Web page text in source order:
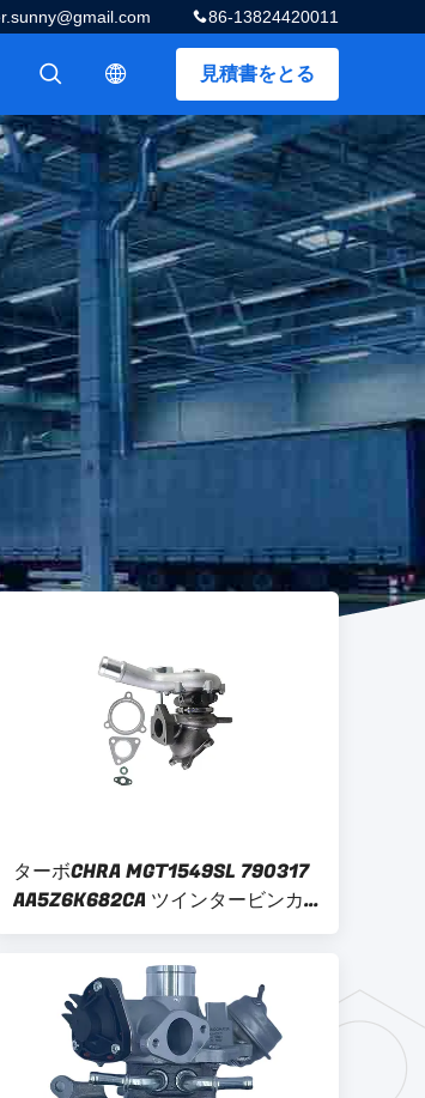
86-13824420011
見積書をとる
描述
描述
ターボCHRA MGT1549SL 790317
AA5Z6K682CA ツインタービンカ
ートリッジ Chra コア フォード エ
クスプローラー スポーツ 3.5L V6
ガス DOHC 2013-2018